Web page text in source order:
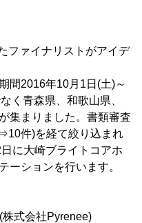
ファイナリストがアイデ
間2016年10月1日(土)～
く青森県、和歌山県、
集まりました。書類審査
件)を経て絞り込まれ
に大崎ブライトコアホ
ーションを行います。
式会社Pyrenee)